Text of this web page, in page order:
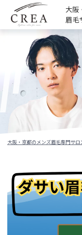
大阪
眉毛
初めての方へ
選ばれる理由
サロンのこだわり
サロンの紹介
料金メニュー
施術事例
施術の流れ
大阪・京都のメンズ眉毛専門サロ